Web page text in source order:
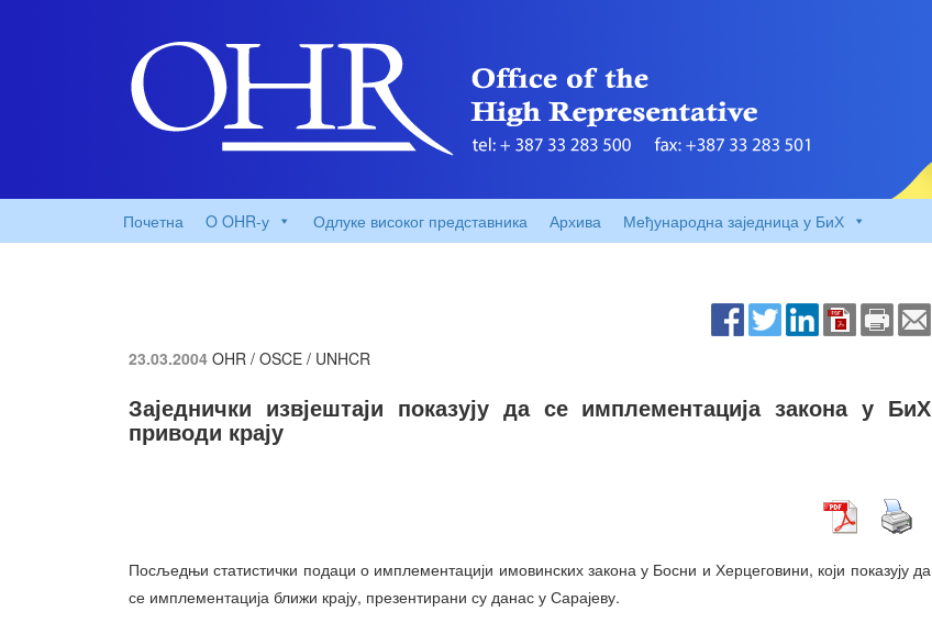
Почетна O OHR-у Одлуке високог представника Архива Међународна заједница у БиХ
23.03.2004 OHR / OSCE / UNHCR
Заједнички извјештаји показују да се имплементација закона у БиХ
приводи крају
Посљедњи статистички подаци о имплементацији имовинских закона у Босни и Херцеговини, који показују да
се имплементација ближи крају, презентирани су данас у Сарајеву.